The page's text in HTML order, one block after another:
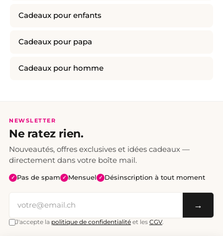
Cadeaux pour enfants
Cadeaux pour papa
Cadeaux pour homme
NEWSLETTER
Ne ratez rien.
Nouveautés, offres exclusives et idées cadeaux —
directement dans votre boîte mail.
✓ Pas de spam ✓ Mensuel ✓ Désinscription à tout moment
→
J'accepte la politique de confidentialité et les CGV.